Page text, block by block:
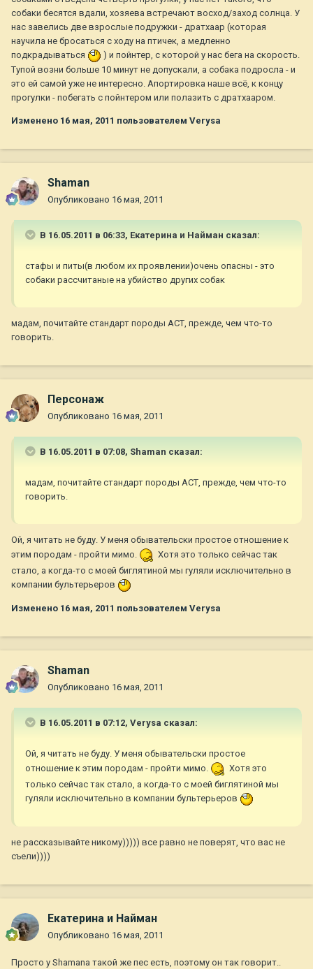
собаки бесятся вдали, хозяева встречают восход/заход солнца. У
нас завелись две взрослые подружки - дратхаар (которая
научила не бросаться с ходу на птичек, а медленно
подкрадываться
) и пойнтер, с которой у нас бега на скорость.
Тупой возни больше 10 минут не допускали, а собака подросла - и
это ей самой уже не интересно. Апортировка наше всё, к концу
прогулки - побегать с пойнтером или полазить с дратхааром.
Изменено 16 мая, 2011 пользователем Verysa
Shaman
Опубликовано 16 мая, 2011
В 16.05.2011 в 06:33, Екатерина и Найман сказал:
стафы и питы(в любом их проявлении)очень опасны - это
собаки рассчитаные на убийство других собак
мадам, почитайте стандарт породы АСТ, прежде, чем что-то
говорить.
Персонаж
Опубликовано 16 мая, 2011
В 16.05.2011 в 07:08, Shaman сказал:
мадам, почитайте стандарт породы АСТ, прежде, чем что-то
говорить.
Ой, я читать не буду. У меня обывательски простое отношение к
этим породам - пройти мимо.
Хотя это только сейчас так
стало, а когда-то с моей биглятиной мы гуляли исключительно в
компании бультерьеров
Изменено 16 мая, 2011 пользователем Verysa
Shaman
Опубликовано 16 мая, 2011
В 16.05.2011 в 07:12, Verysa сказал:
Ой, я читать не буду. У меня обывательски простое
отношение к этим породам - пройти мимо.
Хотя это
только сейчас так стало, а когда-то с моей биглятиной мы
гуляли исключительно в компании бультерьеров
не рассказывайте никому))))) все равно не поверят, что вас не
съели))))
Екатерина и Найман
Опубликовано 16 мая, 2011
Просто у Shamana такой же пес есть, поэтому он так говорит..